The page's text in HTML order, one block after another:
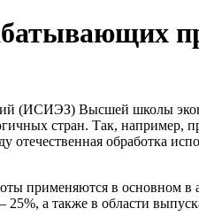
(ИСИЭЗ) Высшей школы
стран. Так,
отечественная
применяются в основном
а также в области